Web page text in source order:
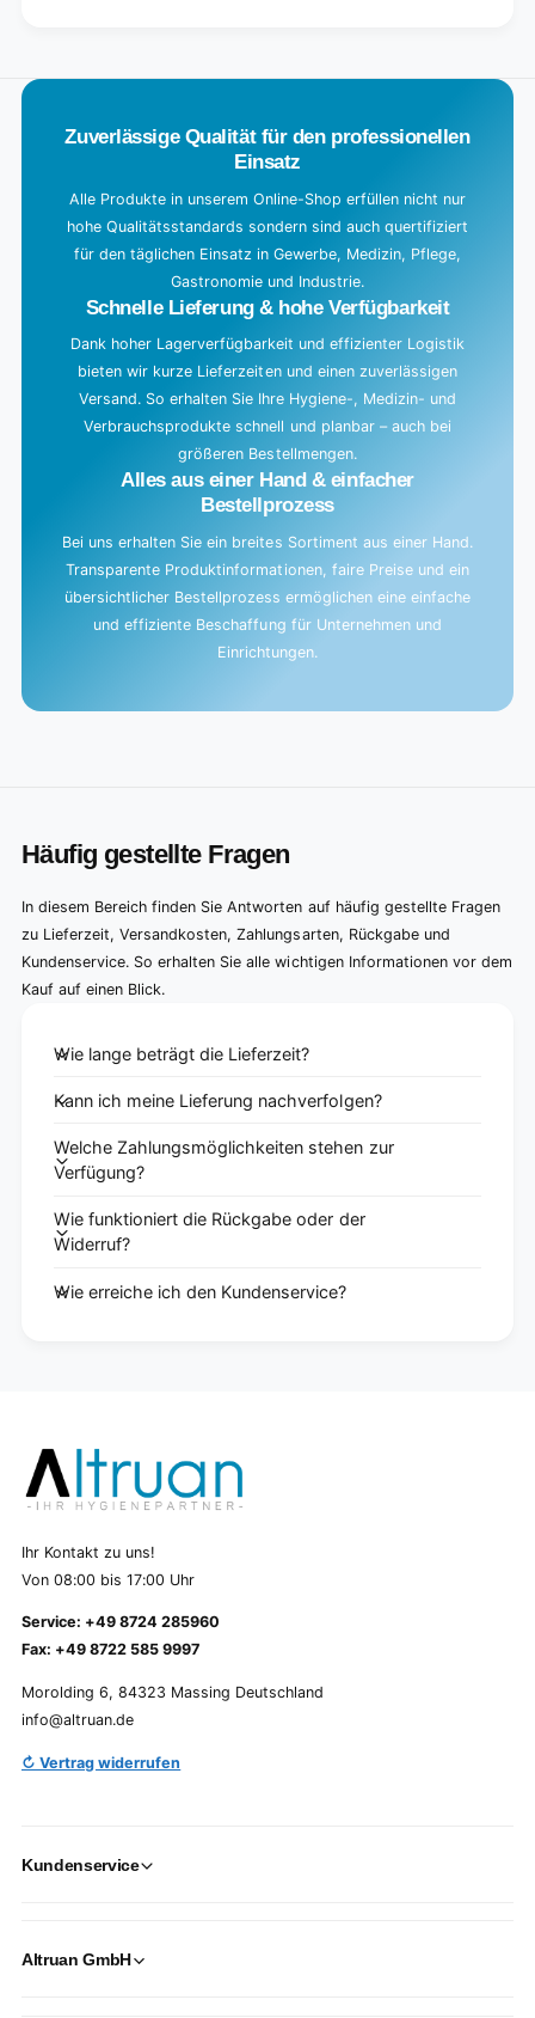
a
Zuverlässige Qualität für den professionellen
Einsatz
Alle Produkte in unserem Online-Shop erfüllen nicht nur
hohe Qualitätsstandards sondern sind auch quertifiziert
für den täglichen Einsatz in Gewerbe, Medizin, Pflege,
Gastronomie und Industrie.
Schnelle Lieferung & hohe Verfügbarkeit
Dank hoher Lagerverfügbarkeit und effizienter Logistik
bieten wir kurze Lieferzeiten und einen zuverlässigen
Versand. So erhalten Sie Ihre Hygiene-, Medizin- und
Verbrauchsprodukte schnell und planbar – auch bei
größeren Bestellmengen.
Alles aus einer Hand & einfacher
Bestellprozess
Bei uns erhalten Sie ein breites Sortiment aus einer Hand.
Transparente Produktinformationen, faire Preise und ein
übersichtlicher Bestellprozess ermöglichen eine einfache
und effiziente Beschaffung für Unternehmen und
Einrichtungen.
Häufig gestellte Fragen
In diesem Bereich finden Sie Antworten auf häufig gestellte Fragen
zu Lieferzeit, Versandkosten, Zahlungsarten, Rückgabe und
Kundenservice. So erhalten Sie alle wichtigen Informationen vor dem
Kauf auf einen Blick.
Wie lange beträgt die Lieferzeit?
Kann ich meine Lieferung nachverfolgen?
Welche Zahlungsmöglichkeiten stehen zur
Verfügung?
Wie funktioniert die Rückgabe oder der
Widerruf?
Wie erreiche ich den Kundenservice?
Ihr Kontakt zu uns!
Von 08:00 bis 17:00 Uhr
Service: +49 8724 285960
Fax: +49 8722 585 9997
Morolding 6, 84323 Massing Deutschland
info@altruan.de
↻ Vertrag widerrufen
Kundenservice
Altruan GmbH